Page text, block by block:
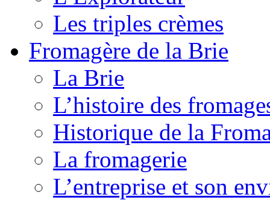
Les triples crèmes
Fromagère de la Brie
La Brie
L’histoire des
Historique de la
La fromagerie
L’entreprise et son